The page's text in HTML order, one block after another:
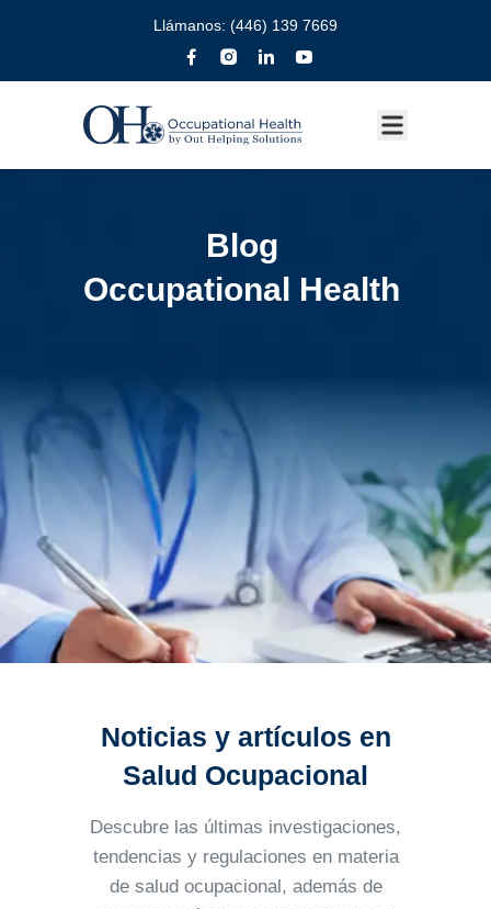
Llámanos: (446) 139 7669
Blog
Occupational Health
Noticias y artículos en
Salud Ocupacional
Descubre las últimas investigaciones,
tendencias y regulaciones en materia
de salud ocupacional, además de